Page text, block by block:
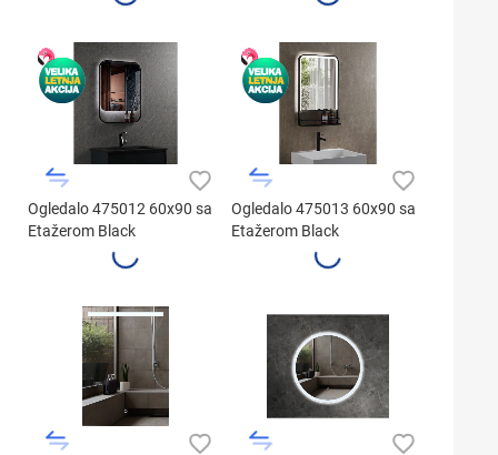
Ogledalo 475012 60x90 sa
Etažerom Black
Ogledalo 475013 60x90 sa
Etažerom Black